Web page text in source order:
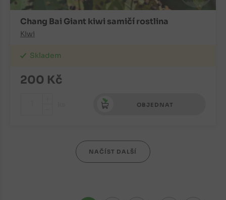
Chang Bai Giant kiwi samičí rostlina
Kiwi
Skladem
200 Kč
OBJEDNAT
NAČÍST DALŠÍ